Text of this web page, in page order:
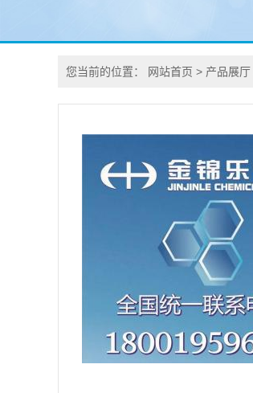
您当前的位置： 网站首页 > 产品展厅